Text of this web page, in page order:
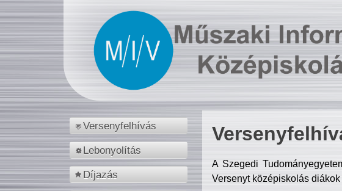
Versenyfelhívás
Lebonyolítás
Díjazás
A Szegedi
Versenyt középiskolás diákok